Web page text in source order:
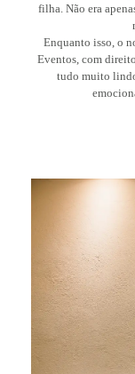
filha. Não era
Enquanto isso, o
Eventos, com
tudo muito